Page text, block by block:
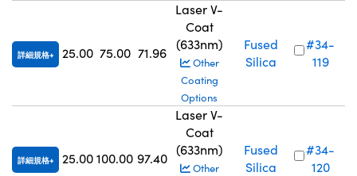
詳細規格 25.00 75.00 71.96
Laser V-
Coat
(633nm)
Other
Coating
Options
Fused
Silica
#34-
119
詳細規格 25.00 100.00 97.40
Laser V-
Coat
(633nm)
Other
Fused
Silica
#34-
120